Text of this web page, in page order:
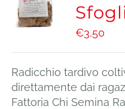
€3,50
Radicchio tardivo
direttamente dai
Fattoria Chi Semina